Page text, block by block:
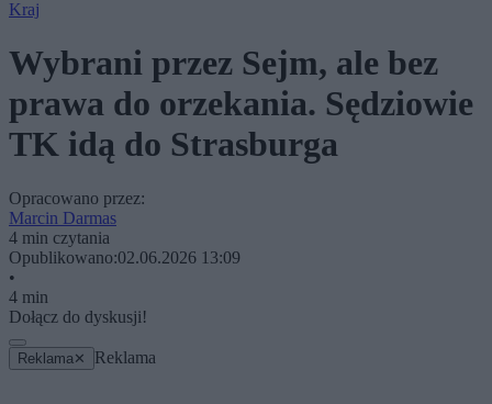
Kraj
Wybrani przez Sejm, ale bez
prawa do orzekania. Sędziowie
TK idą do Strasburga
Opracowano przez:
Marcin Darmas
4 min czytania
Opublikowano:02.06.2026 13:09
•
4 min
Dołącz do dyskusji!
Reklama ✕ Reklama